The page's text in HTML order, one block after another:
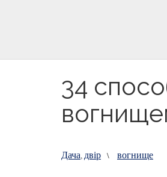
34
Дача, двір \ вогнище